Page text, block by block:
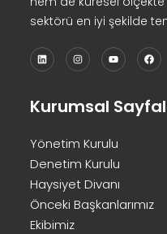
sektörü en iyi şekilde
Kurumsal
Yönetim Kurulu
Denetim Kurulu
Haysiyet Divanı
Önceki Başkanlarımız
Ekibimiz